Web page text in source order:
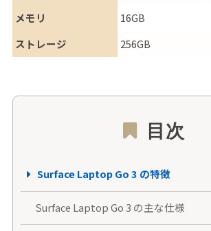
メモリ
16GB
ストレージ
256GB
目次
Surface Laptop Go 3 の特徴
Surface Laptop Go 3 の主な仕様